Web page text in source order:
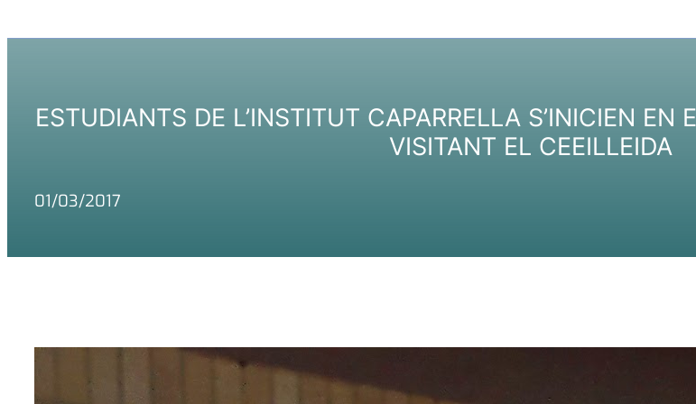
ESTUDIANTS DE L’INSTITUT CAPARRELLA S’INICIEN EN
VISITANT EL CEEILLEIDA
01/03/2017